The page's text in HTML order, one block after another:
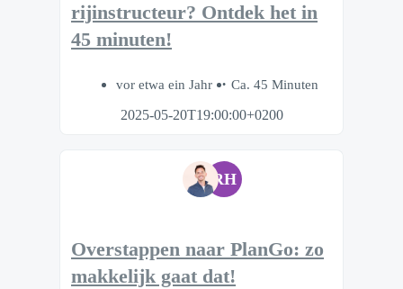
rijinstructeur? Ontdek het in
45 minuten!
vor etwa ein Jahr
Ca. 45 Minuten
2025-05-20T19:00:00+0200
RH
Overstappen naar PlanGo: zo
makkelijk gaat dat!